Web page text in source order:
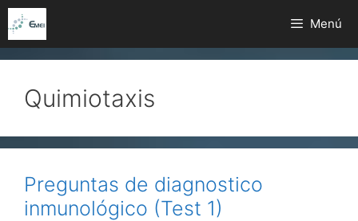
Saltar
al
contenido
Menú
Quimiotaxis
Preguntas de diagnostico
inmunológico (Test 1)